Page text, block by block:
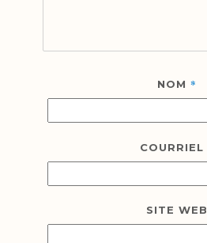
NOM *
COURRIEL
SITE WEB